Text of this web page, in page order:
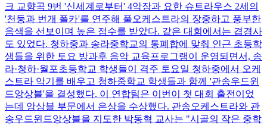
크 교향곡 9번 '신세계로부터' 4악장과 요한 슈트라우스 2세의
'천둥과 번개 폴카'를 연주해 풀오케스트라의 장중하고 풍부한
음색을 선보이며 높은 점수를 받았다. 같은 대회에서는 겹경사
도 있었다. 청하중과 송라중학교의 통폐합에 맞춰 인근 초등학
생들을 위한 토요 방과후 음악 교육프로그램이 운영되면서, 송
라·청하·월포초등학교 학생들이 격주 토요일 청하중에서 오케
스트라 악기를 배우고 청하중학교 학생들과 함께 '관송우드윈
드앙상블'을 결성했다. 이 연합팀은 이번이 첫 대회 출전이었
는데 앙상블 부문에서 은상을 수상했다. 관송오케스트라와 관
송우드윈드앙상블을 지도한 박동혁 교사는 "시골의 작은 중학